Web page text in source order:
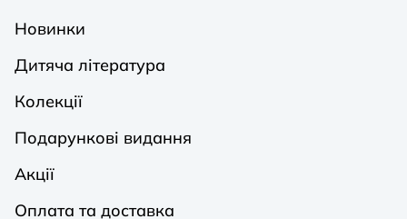
Новинки
Дитяча література
Колекції
Подарункові видання
Акції
Оплата та доставка